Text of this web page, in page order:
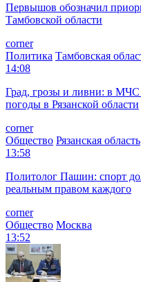
Первышов обозначил
Тамбовской области
corner
Политика Тамбовская
14:08
Град, грозы и ливни: в МЧС
погоды в Рязанской области
corner
Общество Рязанская область
13:58
Политолог Пашин: спорт
реальным правом каждого
corner
Общество Москва
13:52